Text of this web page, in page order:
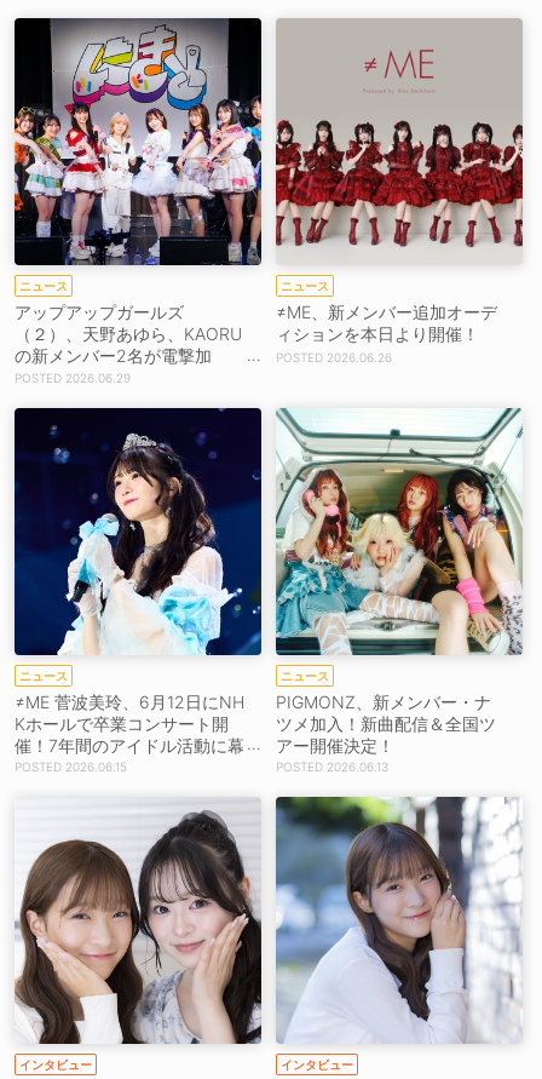
ニュース
アップアップガールズ
（２）、天野あゆら、KAORU
の新メンバー2名が電撃加
入！
2026.06.29
ニュース
≠ME、新メンバー追加オーデ
ィションを本日より開催！
2026.06.26
ニュース
≠ME 菅波美玲、6月12日にNH
Kホールで卒業コンサート開
催！7年間のアイドル活動に幕
［ライブレポート］
2026.06.15
ニュース
PIGMONZ、新メンバー・ナ
ツメ加入！新曲配信＆全国ツ
アー開催決定！
2026.06.13
インタビュー インタビュー